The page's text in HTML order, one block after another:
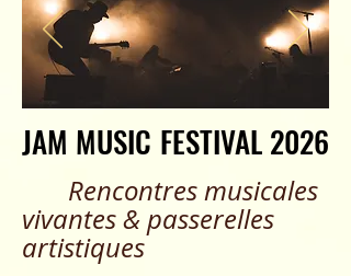
JAM MUSIC FESTIVAL 2026
JAM MUSIC FESTIVAL 2026
Rencontres musicales
vivantes & passerelles
artistiques